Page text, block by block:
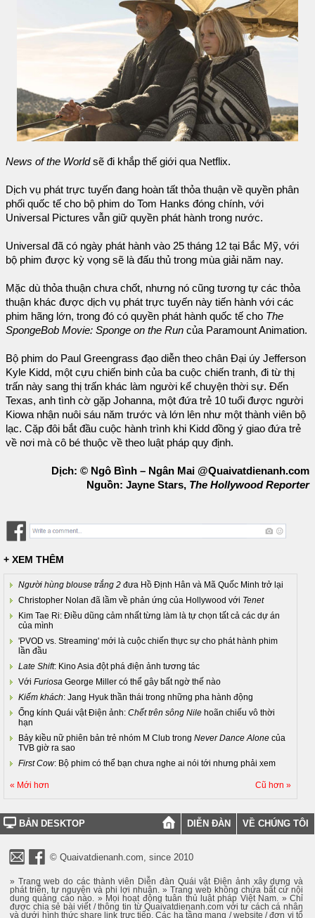
News of the Worldsẽ đi khắp thế giới qua Netflix.
Dịch vụ phát trực tuyến đang hoàn tất thỏa thuận về quyền phân
phối quốc tế cho bộ phim do Tom Hanks đóng chính, với
Universal Pictures vẫn giữ quyền phát hành trong nước.
Universal đã có ngày phát hành vào 25 tháng 12 tại Bắc Mỹ, với
bộ phim được kỳ vọng sẽ là đấu thủ trong mùa giải năm nay.
Mặc dù thỏa thuận chưa chốt, nhưng nó cũng tương tự các thỏa
thuận khác được dịch vụ phát trực tuyến này tiến hành với các
phim hãng lớn, trong đó có quyền phát hành quốc tế cho The
SpongeBob Movie: Sponge on the Run của Paramount Animation.
Bộ phim do Paul Greengrass đạo diễn theo chân Đại úy Jefferson
Kyle Kidd, một cựu chiến binh của ba cuộc chiến tranh, đi từ thị
trấn này sang thị trấn khác làm người kể chuyện thời sự. Đến
Texas, anh tình cờ gặp Johanna, một đứa trẻ 10 tuổi được người
Kiowa nhận nuôi sáu năm trước và lớn lên như một thành viên bộ
lạc. Cặp đôi bắt đầu cuộc hành trình khi Kidd đồng ý giao đứa trẻ
về nơi mà cô bé thuộc về theo luật pháp quy định.
Dịch: © Ngô Bình – Ngân Mai @Quaivatdienanh.com
Nguồn: Jayne Stars, The Hollywood Reporter
+ XEM THÊM
Người hùng blouse trắng 2 đưa Hồ Định Hân và Mã Quốc Minh trở lại
Christopher Nolan đã lầm về phản ứng của Hollywood với Tenet
Kim Tae Ri: Điều dũng cảm nhất từng làm là tự chọn tất cả các dự án
của mình
'PVOD vs. Streaming' mới là cuộc chiến thực sự cho phát hành phim
lần đầu
Late Shift: Kino Asia đột phá điện ảnh tương tác
Với Furiosa George Miller có thể gây bất ngờ thế nào
Kiếm khách: Jang Hyuk thần thái trong những pha hành động
Ống kính Quái vật Điện ảnh: Chết trên sông Nile hoãn chiếu vô thời
hạn
Bảy kiều nữ phiên bản trẻ nhóm M Club trong Never Dance Alone của
TVB giờ ra sao
First Cow: Bộ phim có thể bạn chưa nghe ai nói tới nhưng phải xem
« Mới hơn Cũ hơn »
BẢN DESKTOP DIỄN ĐÀN VỀ CHÚNG TÔI
© Quaivatdienanh.com, since 2010
» Trang web do các thành viên Diễn đàn Quái vật Điện ảnh xây dựng và
phát triển, tự nguyện và phi lợi nhuận. » Trang web không chứa bất cứ nội
dung quảng cáo nào. » Mọi hoạt động tuân thủ luật pháp Việt Nam. » Chỉ
được chia sẻ bài viết / thông tin từ Quaivatdienanh.com với tư cách cá nhân
và dưới hình thức share link trực tiếp. Các hạ tầng mạng / website / đơn vị tổ